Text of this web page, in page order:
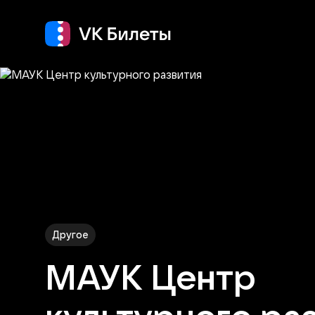
Другое
МАУК Центр